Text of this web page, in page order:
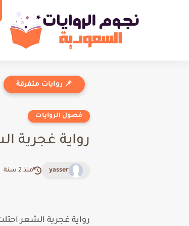
📌 روايات متفرقة
فصول الروايات
رواية غجرية
yasser منذ 2 سنة
رواية غجرية الشعر احتلت